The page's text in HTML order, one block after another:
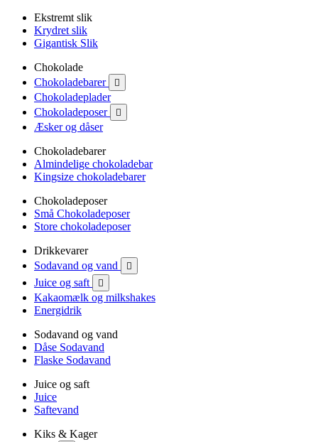
Ekstremt slik
Krydret slik
Gigantisk Slik
Chokolade
Chokoladebarer

Chokoladeplader
Chokoladeposer

Æsker og dåser
Chokoladebarer
Almindelige chokoladebar
Kingsize chokoladebarer
Chokoladeposer
Små Chokoladeposer
Store chokoladeposer
Drikkevarer
Sodavand og vand

Juice og saft 
Kakaomælk og milkshakes
Energidrik
Sodavand og vand
Dåse Sodavand
Flaske Sodavand
Juice og saft
Juice
Saftevand
Kiks & Kager